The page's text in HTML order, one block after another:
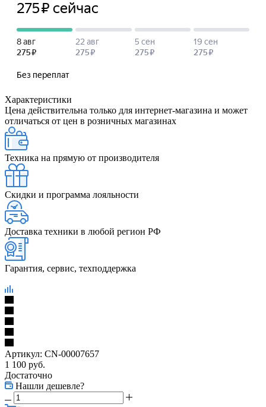
Характеристики
Цена действительна только для интернет-магазина и может
отличаться от цен в розничных магазинах
Техника на прямую от производителя
Скидки и программа лояльности
Доставка техники в любой регион РФ
Гарантия, сервис, техподдержка
Артикул: CN-00007657
1 100 руб.
Достаточно
Нашли дешевле?